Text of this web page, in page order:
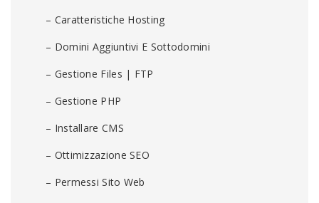
– Caratteristiche Hosting
– Domini Aggiuntivi E Sottodomini
– Gestione Files | FTP
– Gestione PHP
– Installare CMS
– Ottimizzazione SEO
– Permessi Sito Web